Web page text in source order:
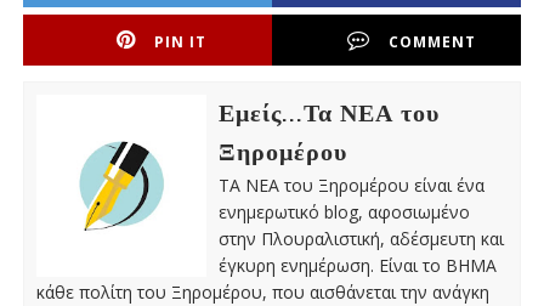
PIN IT COMMENT
Εμείς...Τα ΝΕΑ του
Ξηρομέρου
ΤΑ ΝΕΑ του Ξηρομέρου είναι ένα
ενημερωτικό blog, αφοσιωμένο
στην Πλουραλιστική, αδέσμευτη και
έγκυρη ενημέρωση. Είναι το ΒΗΜΑ
κάθε πολίτη του Ξηρομέρου, που αισθάνεται την ανάγκη